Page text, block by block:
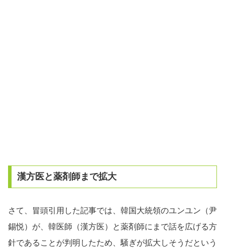
漢方医と薬剤師まで拡大
さて、冒頭引用した記事では、韓国大統領のユンユン（尹
錫悦）が、韓医師（漢方医）と薬剤師にまで話を広げる方
針であることが判明したため、騒ぎが拡大しそうだという